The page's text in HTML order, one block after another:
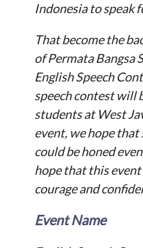
Indonesia to speak
That become the
of Permata Bangsa
English Speech
speech contest will
students at West
event, we hope that
could be honed
hope that this
courage and
Event Name